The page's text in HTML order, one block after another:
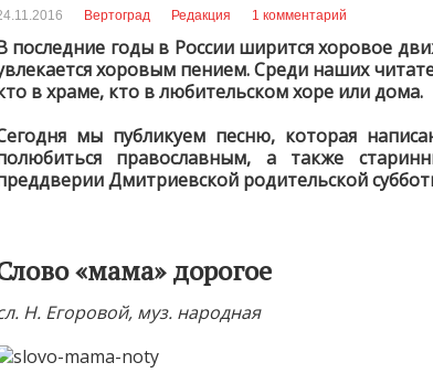
Вертоград Редакция 1 комментарий
последние годы в России ширится хоровое
хоровым пением. Среди наших
в храме, кто в любительском хоре или дома.
мы публикуем песню, которая
православным, а также
Дмитриевской родительской
«мама» дорогое
Н. Егоровой, муз. народная